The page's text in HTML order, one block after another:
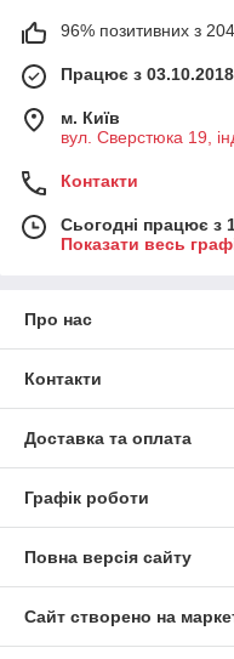
96% позитивних з 204
Працює з 03.10.2018
м. Київ
вул. Сверстюка 19,
Контакти
Сьогодні працює з
Показати весь
Про нас
Контакти
Доставка та оплата
Графік роботи
Повна версія сайту
Сайт створено на